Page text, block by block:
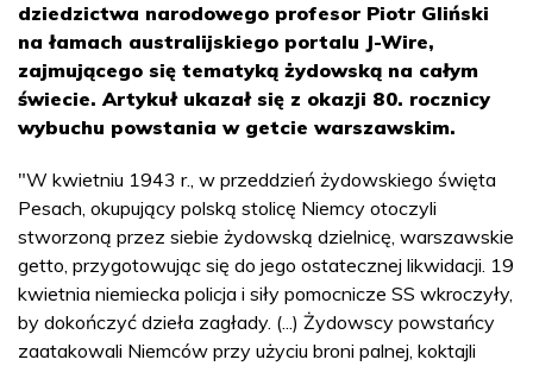
dziedzictwa narodowego profesor Piotr Gliński
na łamach australijskiego portalu J-Wire,
zajmującego się tematyką żydowską na całym
świecie. Artykuł ukazał się z okazji 80. rocznicy
wybuchu powstania w getcie warszawskim.
"W kwietniu 1943 r., w przeddzień żydowskiego święta
Pesach, okupujący polską stolicę Niemcy otoczyli
stworzoną przez siebie żydowską dzielnicę, warszawskie
getto, przygotowując się do jego ostatecznej likwidacji. 19
kwietnia niemiecka policja i siły pomocnicze SS wkroczyły,
by dokończyć dzieła zagłady. (...) Żydowscy powstańcy
zaatakowali Niemców przy użyciu broni palnej, koktajli